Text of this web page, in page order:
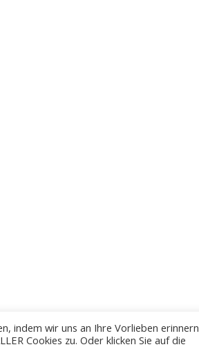
indem wir uns an Ihre Vorlieben erinnern
Cookies zu. Oder klicken Sie auf die